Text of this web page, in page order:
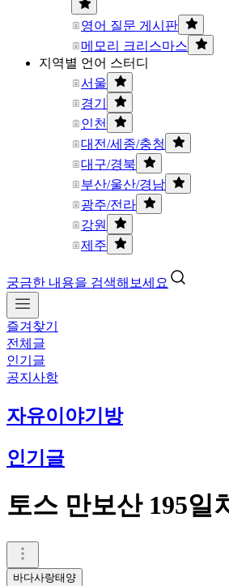
영어 질문 게시판
메모리 크리스마스
지역별 언어 스터디
서울
경기
인천
대전/세종/충청
대구/경북
부산/울산/경남
광주/전라
강원
제주
궁금한 내용을 검색해보세요
즐겨찾기
전체글
인기글
공지사항
자유이야기방
인기글
토스 만보산 195일
바다사랑태양